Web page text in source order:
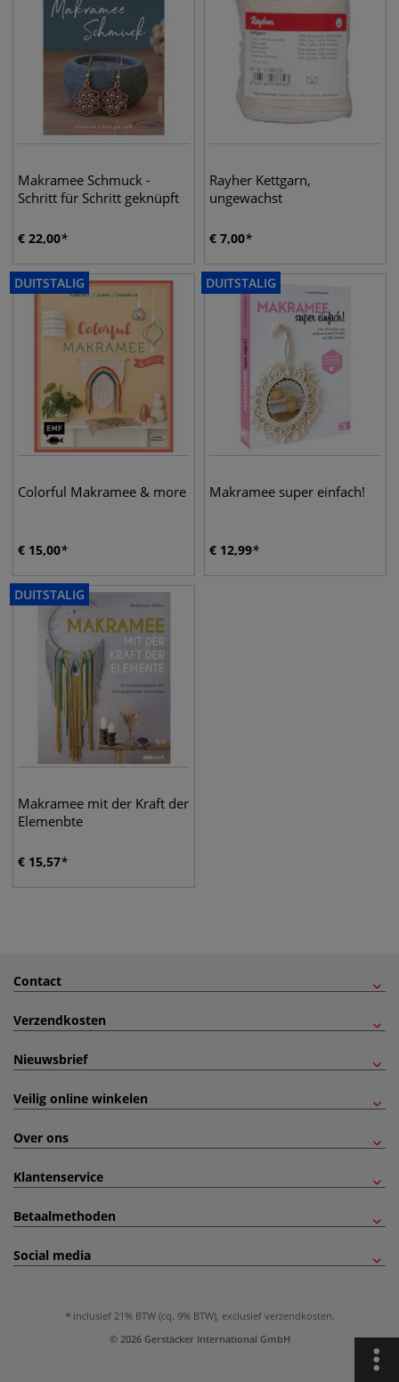
Makramee Schmuck -
Schritt für Schritt geknüpft
€ 22,00
Rayher Kettgarn,
ungewachst
€ 7,00
DUITSTALIG
Colorful Makramee & more
€ 15,00
DUITSTALIG
Makramee super einfach!
€ 12,99
DUITSTALIG
Makramee mit der Kraft der
Elemenbte
€ 15,57
Contact
Verzendkosten
Nieuwsbrief
Veilig online winkelen
Over ons
Klantenservice
Betaalmethoden
Social media
inclusief 21% BTW (cq. 9% BTW), exclusief verzendkosten.
© 2026 Gerstäcker International GmbH